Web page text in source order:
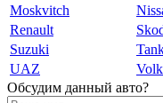
Moskvitch
Renault
Suzuki
UAZ
Обсудим данный авто?